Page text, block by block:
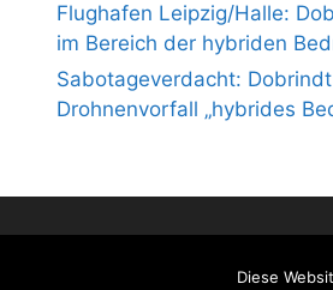
Flughafen Leipzig/Halle:
im Bereich der hybriden
Sabotageverdacht:
Drohnenvorfall „hybrides
Diese